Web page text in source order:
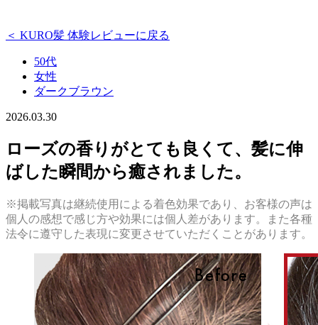
＜ KURO髪 体験レビューに戻る
50代
女性
ダークブラウン
2026.03.30
ローズの香りがとても良くて、髪に伸
ばした瞬間から癒されました。
※掲載写真は継続使用による着色効果であり、お客様の声は
個人の感想で感じ方や効果には個人差があります。また各種
法令に遵守した表現に変更させていただくことがあります。